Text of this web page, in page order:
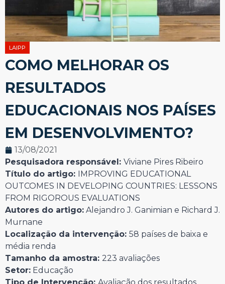
LAIPP
COMO MELHORAR OS
RESULTADOS
EDUCACIONAIS NOS PAÍSES
EM DESENVOLVIMENTO?
13/08/2021
Pesquisadora responsável: Viviane Pires Ribeiro
Título do artigo:
IMPROVING EDUCATIONAL
OUTCOMES IN DEVELOPING COUNTRIES: LESSONS
FROM RIGOROUS EVALUATIONS
Autores do artigo: Alejandro J. Ganimian e Richard J.
Murnane
Localização da intervenção: 58 países de baixa e
média renda
Tamanho da amostra: 223 avaliações
Setor: Educação